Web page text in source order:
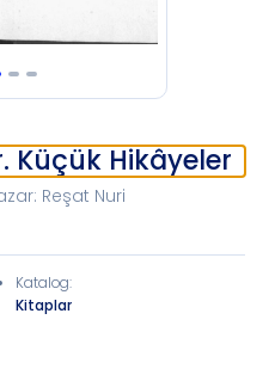
Küçük Hikâyeler
: Reşat Nuri
Katalog:
Kitaplar